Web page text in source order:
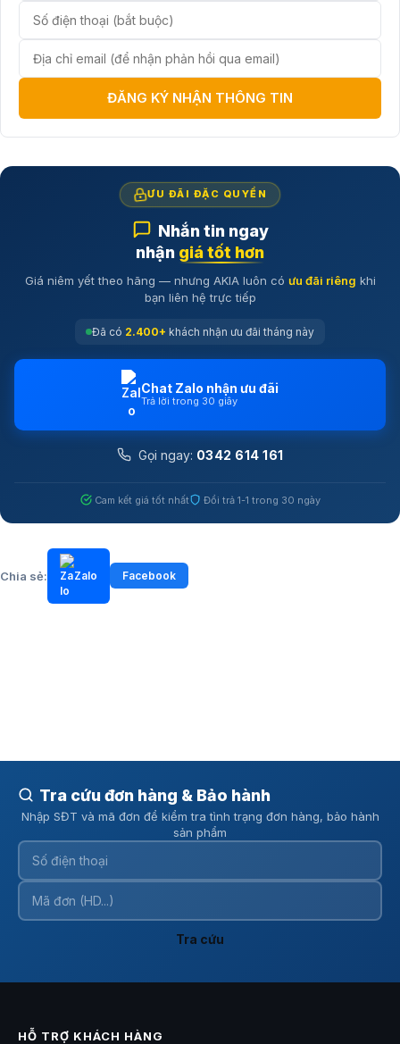
ĐĂNG KÝ NHẬN THÔNG TIN
ƯU ĐÃI ĐẶC QUYỀN
Nhắn tin ngay
nhận giá tốt hơn
Giá niêm yết theo hãng — nhưng AKIA luôn có ưu đãi riêng khi
bạn liên hệ trực tiếp
Đã có 2.400+ khách nhận ưu đãi tháng này
Chat Zalo nhận ưu đãi
Trả lời trong 30 giây
Gọi ngay: 0342 614 161
Cam kết giá tốt nhất Đổi trả 1-1 trong 30 ngày
Chia sẻ: Zalo Facebook
đáng tin cậy và chất lượng sản phẩm.
bụi Roborock Q7 Max/ Q7 Max plus
với nhiều tính năng đáng kinh ngạc. Cửa hàng Akia Smart Home cam
kết cung cấp sản phẩm chính hãng và đảm bảo sự hài lòng của khách
hàng.Dịch vụ hậu mãi: AKIA Smart Homecung cấp dịch vụ hậu mãi
xuất sắc, bao gồm bảo hành sản ph
Tra cứu đơn hàng & Bảo hành
Nhập SĐT và mã đơn để kiểm tra tình trạng đơn hàng, bảo hành
sản phẩm
Tra cứu
HỖ TRỢ KHÁCH HÀNG